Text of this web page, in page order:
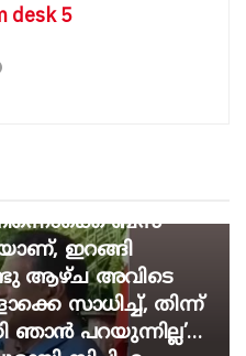
desk 5
കാസർകോട്,
ബസ്
ഇറങ്ങി
ആഴ്ച അവിടെ
സാധിച്ച്, തിന്ന്
ഞാൻ പറയുന്നില്ല’…